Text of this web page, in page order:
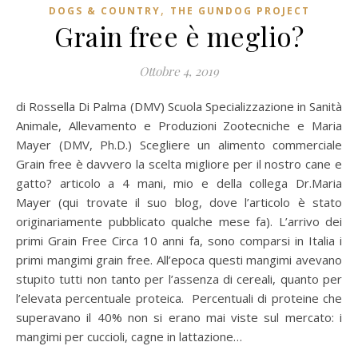
DOGS & COUNTRY, THE GUNDOG PROJECT
Grain free è meglio?
Ottobre 4, 2019
di Rossella Di Palma (DMV) Scuola Specializzazione in Sanità
Animale, Allevamento e Produzioni Zootecniche e Maria
Mayer (DMV, Ph.D.) Scegliere un alimento commerciale
Grain free è davvero la scelta migliore per il nostro cane e
gatto? articolo a 4 mani, mio e della collega Dr.Maria
Mayer (qui trovate il suo blog, dove l’articolo è stato
originariamente pubblicato qualche mese fa). L’arrivo dei
primi Grain Free Circa 10 anni fa, sono comparsi in Italia i
primi mangimi grain free. All’epoca questi mangimi avevano
stupito tutti non tanto per l’assenza di cereali, quanto per
l’elevata percentuale proteica. Percentuali di proteine che
superavano il 40% non si erano mai viste sul mercato: i
mangimi per cuccioli, cagne in lattazione…